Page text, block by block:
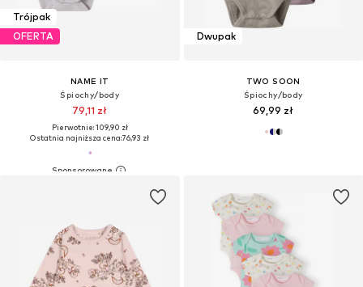
Trójpak
OFERTA
NAME IT
Śpiochy/body
79,11 zł
Pierwotnie: 109,90 zł
Ostatnia najniższa cena:76,93 zł
Dwupak
TWO SOON
Śpiochy/body
69,99 zł